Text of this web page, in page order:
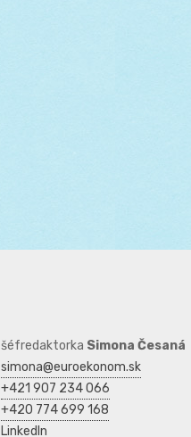
šéfredaktorka Simona Česaná
simona@euroekonom.sk
+421 907 234 066
+420 774 699 168
LinkedIn